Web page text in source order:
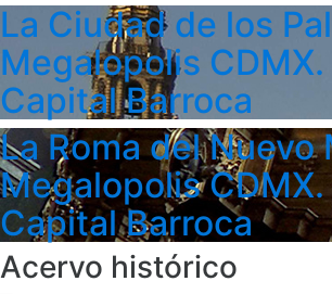
La Ciudad de los
Megalopolis CDMX.
Capital Barroca
La Roma del Nuevo
Megalopolis CDMX.
Capital Barroca
Acervo histórico